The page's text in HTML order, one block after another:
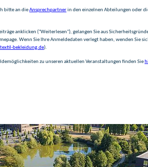
bitte an dieAnsprechpartnerin den einzelnen Abteilungen oder
anklicken ("Weiterlesen"), gelangen Sie aus
Wenn Sie Ihre Anmeldedaten verlegt haben, wenden Sie
bekleidung.de).
zu unseren aktuellen Veranstaltungen finden Sie